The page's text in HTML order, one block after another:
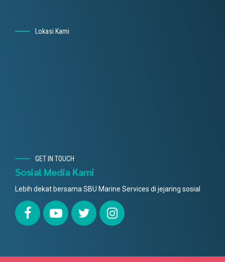
Lokasi Kami
GET IN TOUCH
Sosial Media Kami
Lebih dekat bersama SBU Marine Services di jejaring sosial